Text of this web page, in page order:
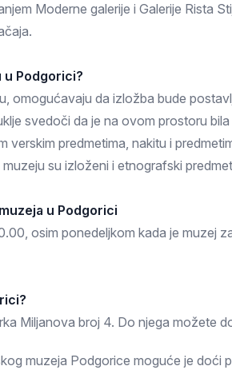
Prokuplje
Moderne galerije i Galerije Rista
u Podgorici?
omogućavaju da izložba bude
svedoči da je na ovom prostoru
verskim predmetima, nakitu i
su izloženi i etnografski
u Podgorici
osim ponedeljkom kada je muzej
Miljanova broj 4. Do njega možete
muzeja Podgorice moguće je doći